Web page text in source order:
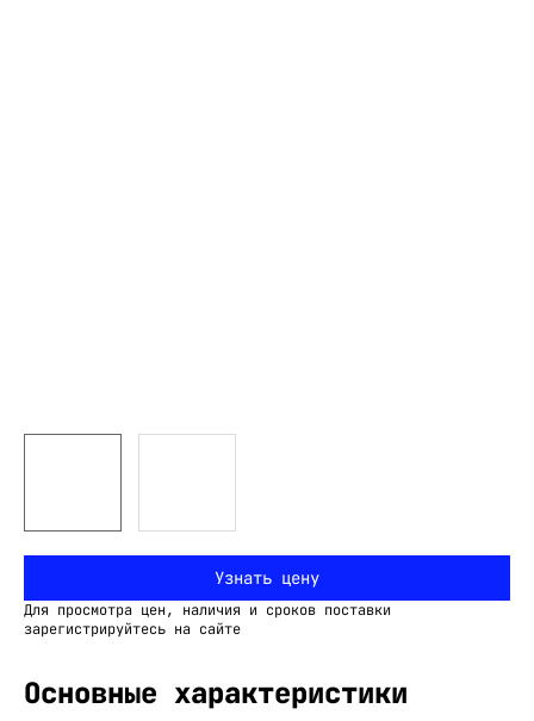
Узнать цену
Для просмотра цен, наличия и сроков поставки
зарегистрируйтесь на сайте
Основные характеристики